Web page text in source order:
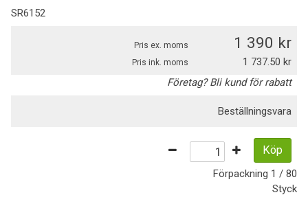
SR6152
Pris ex. moms 1 390
Pris ink. moms
1 737.50
Företag? Bli kund för rabatt
Beställningsvara
Köp
Förpackning 1 / 80
Styck